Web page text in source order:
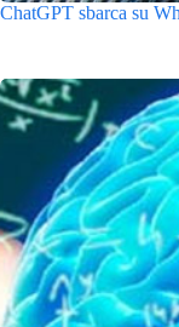
ChatGPT sbarca su